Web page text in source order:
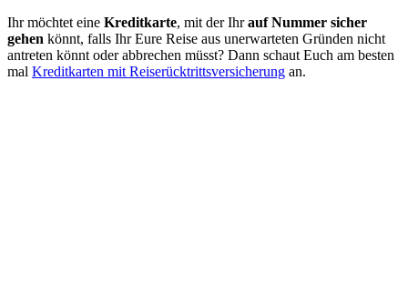
Ihr möchtet eine Kreditkarte, mit der Ihrauf Nummer sicher
gehen könnt, falls Ihr Eure Reise aus unerwarteten Gründen nicht
antreten könnt oder abbrechen müsst? Dann schaut Euch am besten
mal Kreditkarten mit Reiserücktrittsversicherung an.